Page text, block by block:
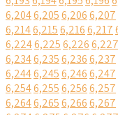
6,2046,2056,2066,207
6,2146,2156,2166,217
6,2246,2256,2266,227
6,2346,2356,2366,237
6,2446,2456,2466,247
6,2546,2556,2566,257
6,2646,2656,2666,267